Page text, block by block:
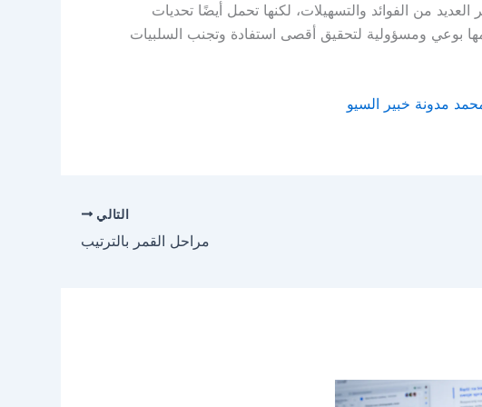
من الفوائد والتسهيلات، لكنها تحمل أيضًا تحديات
بوعي ومسؤولية لتحقيق أقصى استفادة وتجنب السلبيات
مدونة خبير السيو
التالي
مراحل القمر بالترتيب